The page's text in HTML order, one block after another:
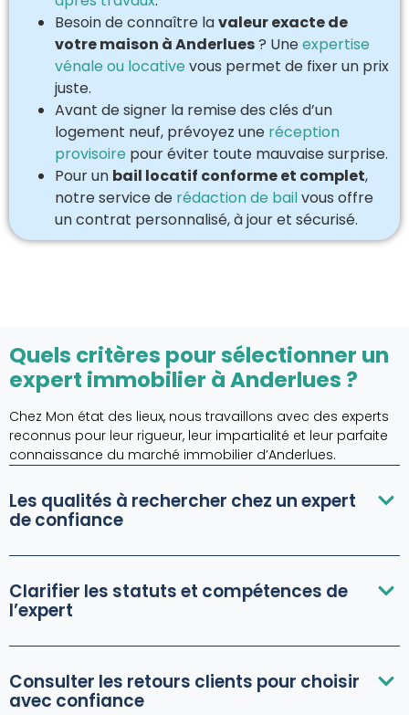
Besoin de connaître lavaleur exacte de
votre maison à Anderlues? Uneexpertise
vénale ou locative vous permet de fixer un prix
juste.
Avant de signer la remise des clés d’un
logement neuf, prévoyez une réception
provisoire pour éviter toute mauvaise surprise.
Pour un bail locatif conforme et complet,
notre service de rédaction de bailvous offre
un contrat personnalisé, à jour et sécurisé.
Quels critères pour sélectionner un
expert immobilier à Anderlues ?
Chez Mon état des lieux, nous travaillons avec des experts
reconnus pour leur rigueur, leur impartialité et leur parfaite
connaissance du marché immobilier d’Anderlues.
Les qualités à rechercher chez un expert
de confiance
Clarifier les statuts et compétences de
l’expert
Consulter les retours clients pour choisir
avec confiance